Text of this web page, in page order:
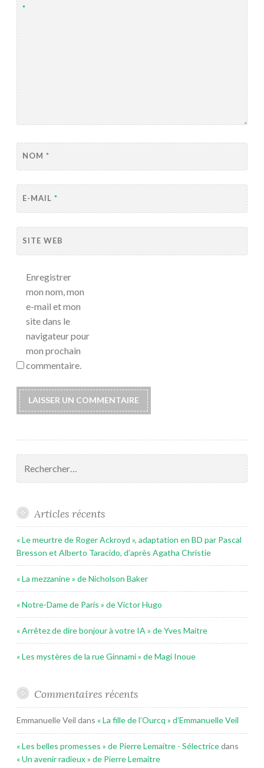
*
NOM *
E-MAIL *
SITE WEB
Enregistrer
mon nom, mon
e-mail et mon
site dans le
navigateur pour
mon prochain
commentaire.
Articles récents
« Le meurtre de Roger Ackroyd », adaptation en BD par Pascal
Bresson et Alberto Taracido, d’après Agatha Christie
« La mezzanine » de Nicholson Baker
« Notre-Dame de Paris » de Victor Hugo
« Arrêtez de dire bonjour à votre IA » de Yves Maitre
« Les mystères de la rue Ginnami » de Magi Inoue
Commentaires récents
Emmanuelle Veil dans « La fille de l’Ourcq » d’Emmanuelle Veil
« Les belles promesses » de Pierre Lemaitre - Sélectricedans
« Un avenir radieux » de Pierre Lemaitre